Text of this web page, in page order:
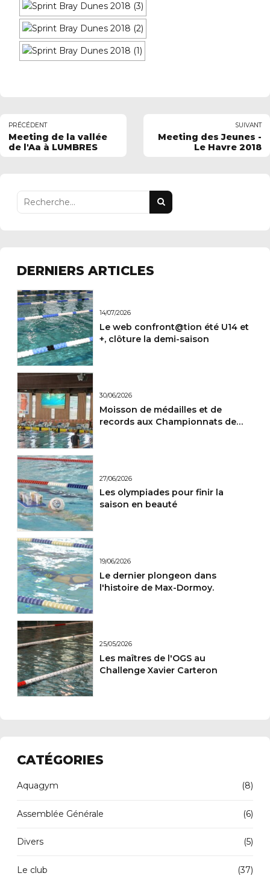
PRÉCÉDENT
Meeting de la vallée
de l'Aa à LUMBRES
SUIVANT
Meeting des Jeunes -
Le Havre 2018
DERNIERS ARTICLES
14/07/2026
Le web confront@tion été U14 et
+, clôture la demi-saison
30/06/2026
Moisson de médailles et de
records aux Championnats de
27/06/2026
Les olympiades pour finir la
saison en beauté
19/06/2026
Le dernier plongeon dans
l'histoire de Max-Dormoy.
25/05/2026
Les maîtres de l'OGS au
Challenge Xavier Carteron
CATÉGORIES
Aquagym (8)
Assemblée Générale (6)
Divers (5)
Le club (37)